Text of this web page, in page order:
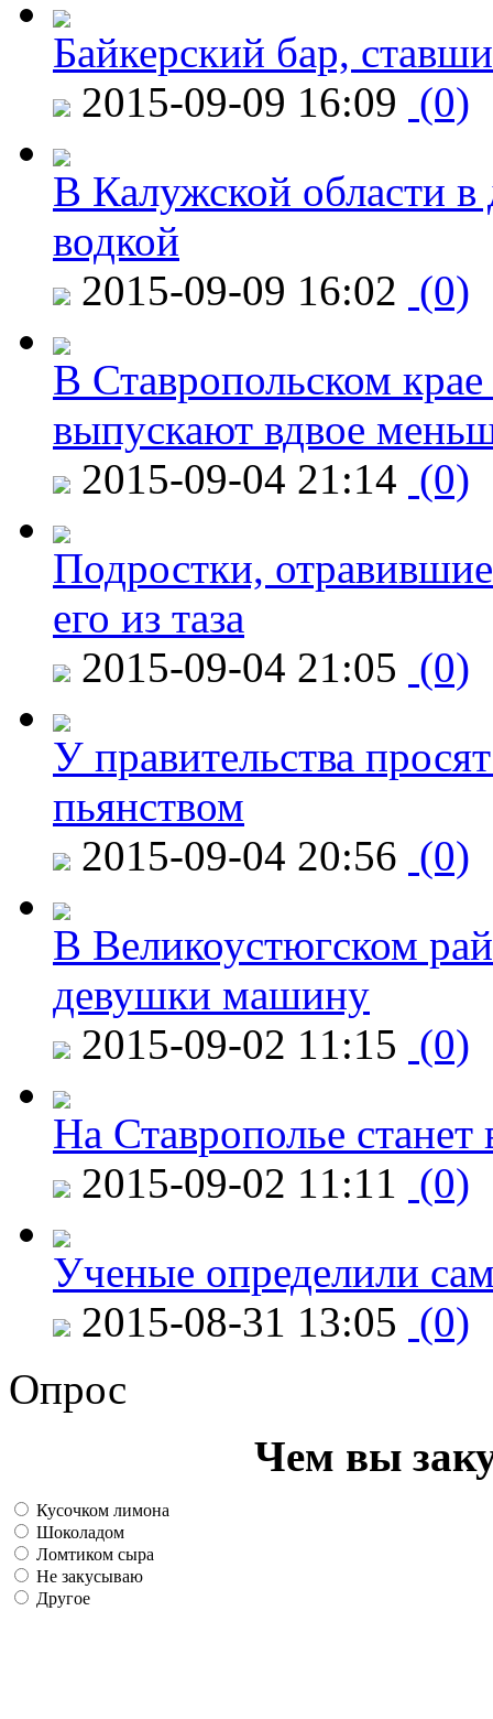
Байкерский бар,
2015-09-09 16:09 (0)
В Калужской области в
водкой
2015-09-09 16:02 (0)
В Ставропольском
выпускают вдвое
2015-09-04 21:14 (0)
Подростки,
его из таза
2015-09-04 21:05 (0)
У правительства
пьянством
2015-09-04 20:56 (0)
В Великоустюгском
девушки машину
2015-09-02 11:15 (0)
На Ставрополье
2015-09-02 11:11 (0)
Ученые определили
2015-08-31 13:05 (0)
Опрос
Чем вы
Кусочком лимона
Шоколадом
Ломтиком сыра
Не закусываю
Другое